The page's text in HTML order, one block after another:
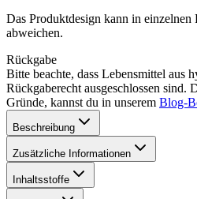
Das Produktdesign kann in
abweichen.
Rückgabe
Bitte beachte, dass Lebensmittel aus
Rückgaberecht ausgeschlossen sind.
Gründe, kannst du in unserem Blog-
Beschreibung
Zusätzliche Informationen
Inhaltsstoffe